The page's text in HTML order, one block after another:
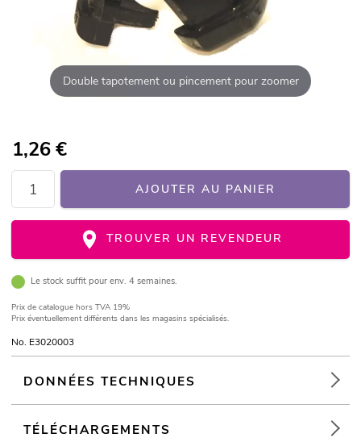
Double tapotement ou pincement pour zoomer
1,26€
AJOUTER AU PANIER
TROUVER UN REVENDEUR
Le stock suffit pour env. 4 semaines.
Prix de catalogue hors TVA 19%
Prix éventuellement différents dans les magasins spécialisés.
No. E3020003
DONNÉES TECHNIQUES
TÉLÉCHARGEMENTS